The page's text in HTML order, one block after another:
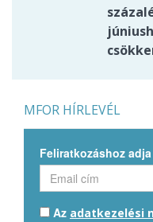
MFOR HÍRLEVÉL
Feliratkozáshoz
Az adatkezelési